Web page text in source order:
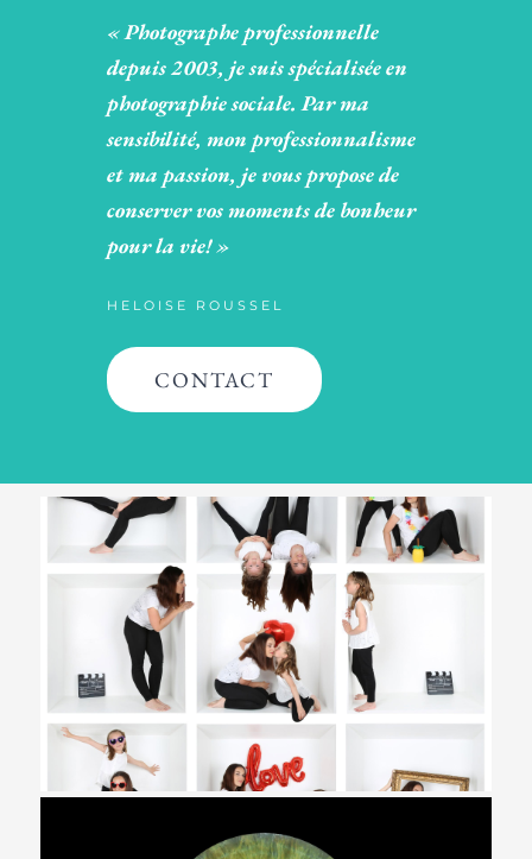
« Photographe professionnelle
depuis 2003, je suis spécialisée en
photographie sociale. Par ma
sensibilité, mon professionnalisme
et ma passion, je vous propose de
conserver vos moments de bonheur
pour la vie! »
HELOISE ROUSSEL
CONTACT